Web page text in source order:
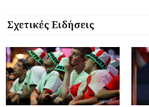
Σχετικές Ειδήσεις